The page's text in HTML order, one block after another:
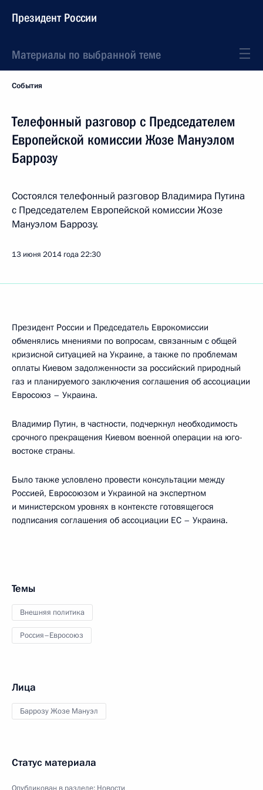
Президент России
Материалы по выбранной теме
События
Телефонный разговор с Председателем
Европейской комиссии Жозе Мануэлом
Баррозу
Состоялся телефонный разговор Владимира Путина
с Председателем Европейской комиссии Жозе
Мануэлом Баррозу.
13 июня 2014 года22:30
Президент России и Председатель Еврокомиссии
обменялись мнениями по вопросам, связанным с общей
кризисной ситуацией на Украине, а также по проблемам
оплаты Киевом задолженности за российский природный
газ и планируемого заключения соглашения об ассоциации
Евросоюз – Украина.
Владимир Путин, в частности, подчеркнул необходимость
срочного прекращения Киевом военной операции на юго-
востоке страны.
Было также условлено провести консультации между
Россией, Евросоюзом и Украиной на экспертном
и министерском уровнях в контексте готовящегося
подписания соглашения об ассоциации ЕС – Украина.
Темы
Внешняя политика
Россия–Евросоюз
Лица
Баррозу Жозе Мануэл
Статус материала